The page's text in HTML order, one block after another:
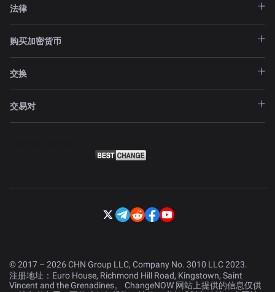
法律
购买加密货币
交换
交易对
© 2017 – 2026 CHN Group LLC, Company No. 3010 LLC 2023.
注册地址：Euro House, Richmond Hill Road, Kingstown, Saint
Vincent and the Grenadines。 ChangeNOW 网站上提供的信息仅供